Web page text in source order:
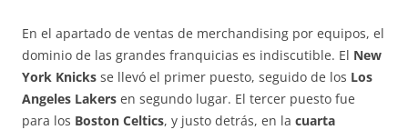
En el apartado de ventas de merchandising por equipos, el
dominio de las grandes franquicias es indiscutible. El New
York Knicks se llevó el primer puesto, seguido de los Los
Angeles Lakers en segundo lugar. El tercer puesto fue
para los Boston Celtics, y justo detrás, en la cuarta